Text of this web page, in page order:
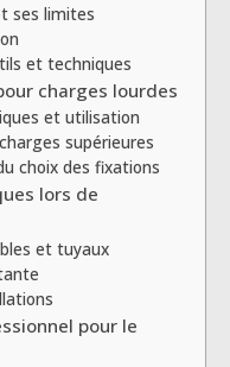
ses limites
et techniques
charges lourdes
et utilisation
supérieures
choix des fixations
lors de
et tuyaux
pour le